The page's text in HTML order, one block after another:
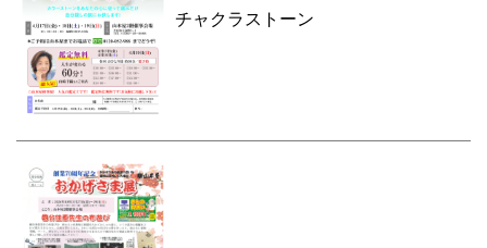
チャクラストーン